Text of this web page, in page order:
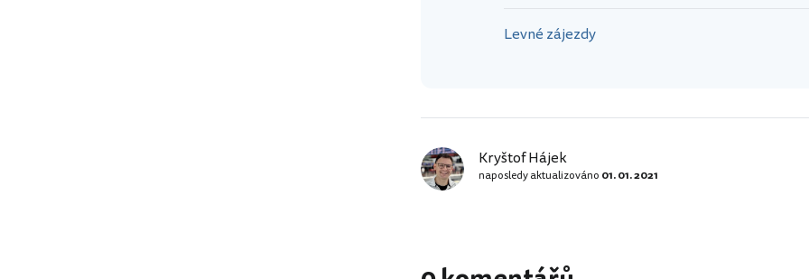
Levné zájezdy
Kryštof Hájek
naposledy aktualizováno 01. 01. 2021